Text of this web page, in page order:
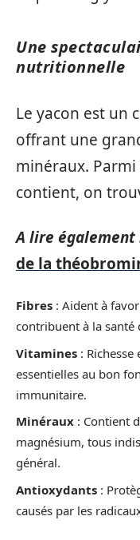
Une
nutritionnelle
Le yacon est un
offrant une
minéraux. Parmi
contient, on
A lire également
de la
Fibres : Aident à
contribuent à la santé
Vitamines :
essentielles au bon
immunitaire.
Minéraux : Contient
magnésium, tous
général.
Antioxydants :
causés par les